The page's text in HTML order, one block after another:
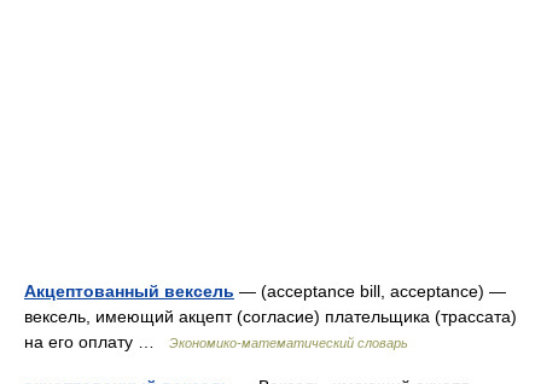
Акцептованный вексель — (acceptance bill, acceptance) —
вексель, имеющий акцепт (согласие) плательщика (трассата)
на его оплату …
Экономико-математический словарь